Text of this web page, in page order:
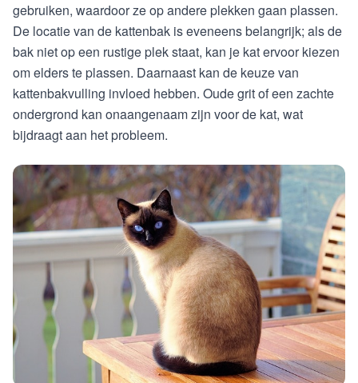
gebruiken, waardoor ze op andere plekken gaan plassen.
De locatie van de kattenbak is eveneens belangrijk; als de
bak niet op een rustige plek staat, kan je kat ervoor kiezen
om elders te plassen. Daarnaast kan de keuze van
kattenbakvulling invloed hebben. Oude grit of een zachte
ondergrond kan onaangenaam zijn voor de kat, wat
bijdraagt aan het probleem.